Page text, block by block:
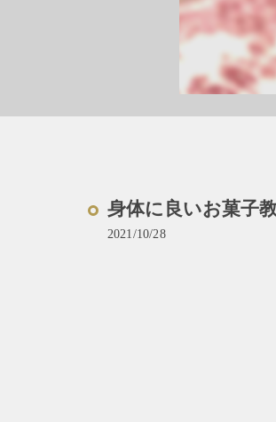
身体に良いお菓子
2021/10/28